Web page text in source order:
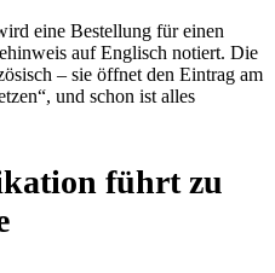
eine Bestellung für einen
auf Englisch notiert. Die
– sie öffnet den Eintrag am
und schon ist alles
führt zu